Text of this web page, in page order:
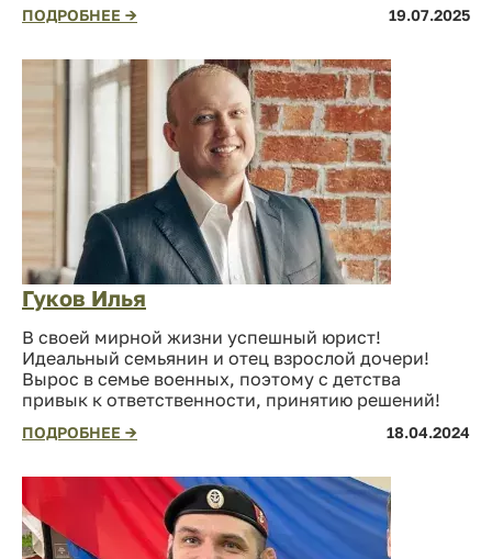
ПОДРОБНЕЕ → 19.07.2025
Гуков Илья
В своей мирной жизни успешный юрист!
Идеальный семьянин и отец взрослой дочери!
Вырос в семье военных, поэтому с детства
привык к ответственности, принятию решений!
ПОДРОБНЕЕ → 18.04.2024